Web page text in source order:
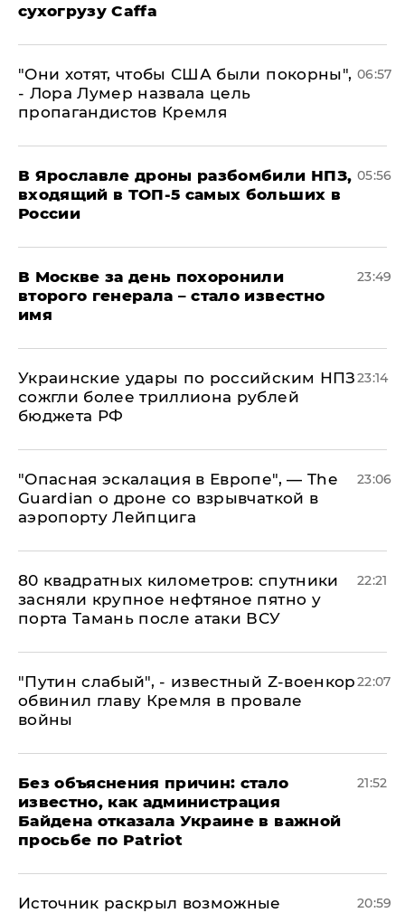
сухогрузу Caffa
"Они хотят, чтобы США были покорны",
- Лора Лумер назвала цель
пропагандистов Кремля
06:57
В Ярославле дроны разбомбили НПЗ,
входящий в ТОП-5 самых больших в
России
05:56
В Москве за день похоронили
второго генерала – стало известно
имя
23:49
Украинские удары по российским НПЗ
сожгли более триллиона рублей
бюджета РФ
23:14
"Опасная эскалация в Европе", — The
Guardian о дроне со взрывчаткой в
аэропорту Лейпцига
23:06
80 квадратных километров: спутники
засняли крупное нефтяное пятно у
порта Тамань после атаки ВСУ
22:21
​"Путин слабый", - известный Z-военкор
обвинил главу Кремля в провале
войны
22:07
Без объяснения причин: стало
известно, как администрация
Байдена отказала Украине в важной
просьбе по Patriot
21:52
​Источник раскрыл возможные
20:59